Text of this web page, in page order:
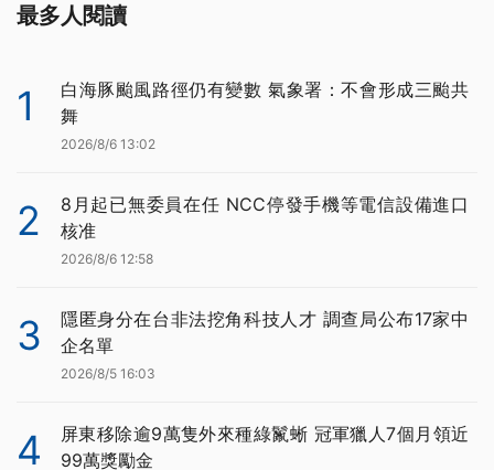
最多人閱讀
1
白海豚颱風路徑仍有變數 氣象署：不會形成三颱共
舞
2026/8/6 13:02
2
8月起已無委員在任 NCC停發手機等電信設備進口
核准
2026/8/6 12:58
3
隱匿身分在台非法挖角科技人才 調查局公布17家中
企名單
2026/8/5 16:03
4
屏東移除逾9萬隻外來種綠鬣蜥 冠軍獵人7個月領近
99萬獎勵金